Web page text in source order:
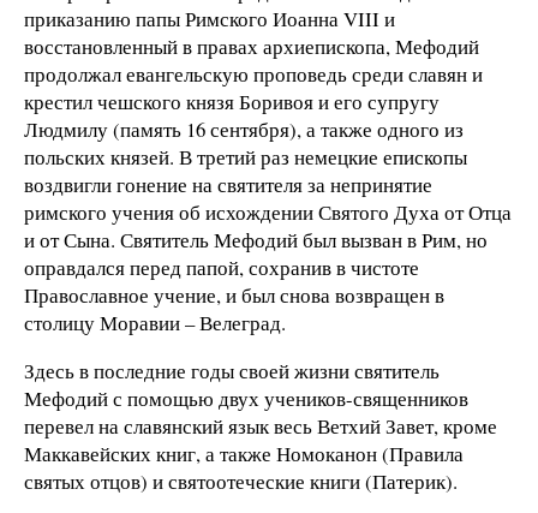
приказанию папы Римского Иоанна VIII и
восстановленный в правах архиепископа, Мефодий
продолжал евангельскую проповедь среди славян и
крестил чешского князя Боривоя и его супругу
Людмилу (память 16 сентября), а также одного из
польских князей. В третий раз немецкие епископы
воздвигли гонение на святителя за непринятие
римского учения об исхождении Святого Духа от Отца
и от Сына. Святитель Мефодий был вызван в Рим, но
оправдался перед папой, сохранив в чистоте
Православное учение, и был снова возвращен в
столицу Моравии – Велеград.
Здесь в последние годы своей жизни святитель
Мефодий с помощью двух учеников-священников
перевел на славянский язык весь Ветхий Завет, кроме
Маккавейских книг, а также Номоканон (Правила
святых отцов) и святоотеческие книги (Патерик).